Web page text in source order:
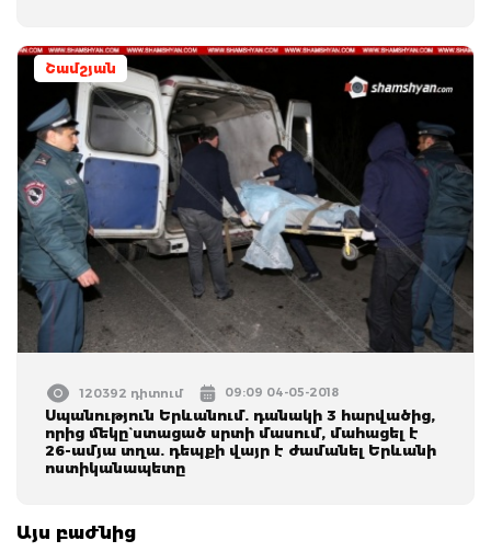
Շամշյան
120392 դիտում 09:09 04-05-2018
Սպանություն Երևանում. դանակի 3 հարվածից,
որից մեկը` ստացած սրտի մասում, մահացել է
26-ամյա տղա. դեպքի վայր է ժամանել Երևանի
ոստիկանապետը
Այս բաժնից